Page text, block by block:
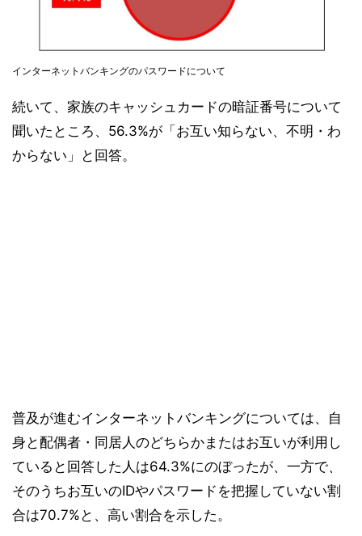
インターネットバンキングのパスワードについて
続いて、家族のキャッシュカードの暗証番号について
聞いたところ、56.3%が「お互い知らない、不明・わ
からない」と回答。
普及が進むインターネットバンキングについては、自
身と配偶者・同居人のどちらかまたはお互いが利用し
ていると回答した人は64.3%にのぼったが、一方で、
そのうちお互いのIDやパスワードを把握していない割
合は70.7%と、高い割合を示した。